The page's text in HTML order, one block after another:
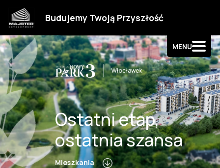
Budujemy Twoją Przyszłość
MENU
Kontakt
Ostatni etap,
ostatnia szansa
Mieszkania